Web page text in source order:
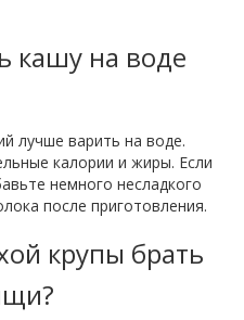
кашу на воде
лучше варить на воде.
калории и жиры. Если
немного несладкого
после приготовления.
крупы брать